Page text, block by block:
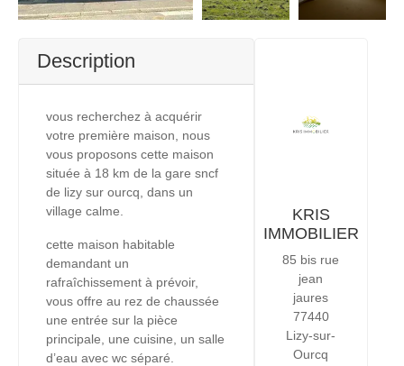
Description
vous recherchez à acquérir
votre première maison, nous
vous proposons cette maison
située à 18 km de la gare sncf
de lizy sur ourcq, dans un
village calme.
cette maison habitable
demandant un
rafraîchissement à prévoir,
vous offre au rez de chaussée
une entrée sur la pièce
principale, une cuisine, un salle
d’eau avec wc séparé.
KRIS
IMMOBILIER
85 bis rue
jean
jaures
77440
Lizy-sur-
Ourcq